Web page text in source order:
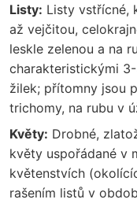
Listy: Listy vstřícné,
až vejčitou,
leskle zelenou a na
charakteristickými
žilek; přítomny jsou
trichomy, na rubu v
Květy: Drobné,
květy uspořádané v
květenstvích
rašením listů v